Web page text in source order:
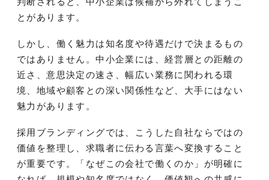
とがあります。
しかし、働く魅力は知名度や待遇だけで決まるもの
ではありません。中小企業には、経営層との距離の
近さ、意思決定の速さ、幅広い業務に関われる環
境、地域や顧客との深い関係性など、大手にはない
魅力があります。
採用ブランディングでは、こうした自社ならではの
価値を整理し、求職者に伝わる言葉へ変換すること
が重要です。「なぜこの会社で働くのか」が明確に